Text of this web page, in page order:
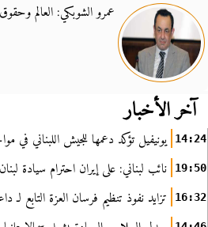
عمرو الشوبكي: العالم
آخر الأخبار
14:24 يونيفيل تؤكد دعمها للجيش اللبناني في
19:50 نائب لبناني: على إيران احترام سيادة
16:32 تزايد نفوذ تنظيم فرسان العزة التابع